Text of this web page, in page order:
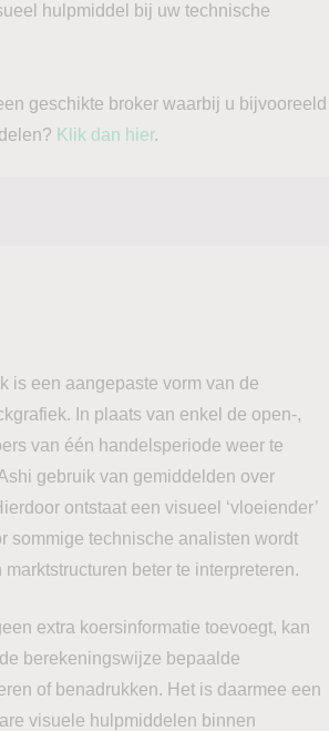
hulpmiddel bij uw technische
geschikte broker waarbij u bijvooreeld
Klik dan hier.
is een aangepaste vorm van de
In plaats van enkel de open-,
van één handelsperiode weer te
gebruik van gemiddelden over
ontstaat een visueel ‘vloeiender’
sommige technische analisten wordt
beter te interpreteren.
extra koersinformatie toevoegt, kan
berekeningswijze bepaalde
of benadrukken. Het is daarmee een
visuele hulpmiddelen binnen